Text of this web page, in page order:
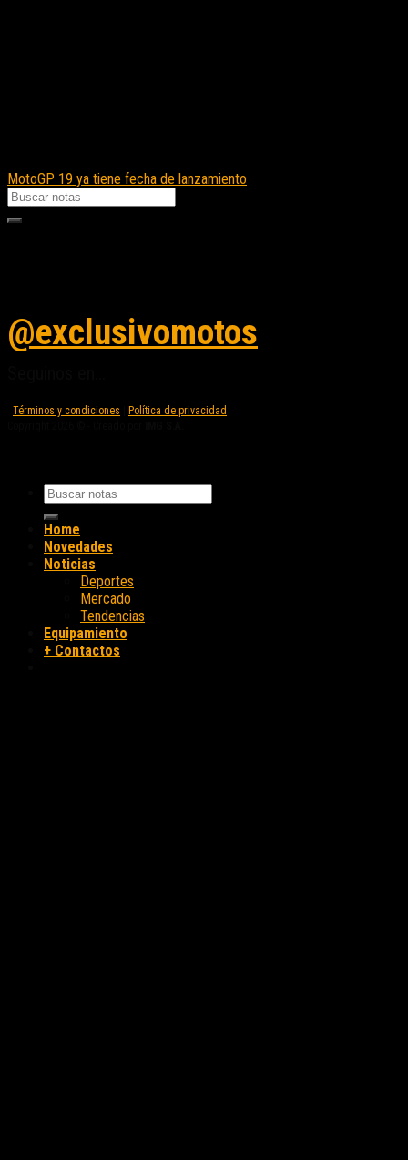
MotoGP 19 ya tiene fecha de lanzamiento
@exclusivomotos
Términos y condiciones
Política de privacidad
Home
Novedades
Noticias
Deportes
Mercado
Tendencias
Equipamiento
+ Contactos